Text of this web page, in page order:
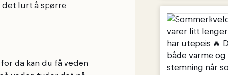
det lurt å spørre
da kan du få veden